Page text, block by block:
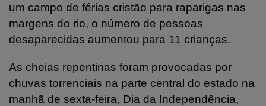
um campo de férias cristão para raparigas nas
margens do rio, o número de pessoas
desaparecidas aumentou para 11 crianças.
As cheias repentinas foram provocadas por
chuvas torrenciais na parte central do estado na
manhã de sexta-feira, Dia da Independência,